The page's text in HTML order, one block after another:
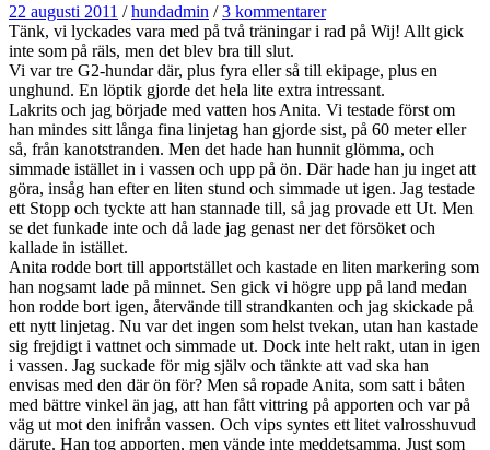
22 augusti 2011 /hundadmin /3 kommentarer
Tänk, vi lyckades vara med på två träningar i rad på Wij! Allt gick
inte som på räls, men det blev bra till slut.
Vi var tre G2-hundar där, plus fyra eller så till ekipage, plus en
unghund. En löptik gjorde det hela lite extra intressant.
Lakrits och jag började med vatten hos Anita. Vi testade först om
han mindes sitt långa fina linjetag han gjorde sist, på 60 meter eller
så, från kanotstranden. Men det hade han hunnit glömma, och
simmade istället in i vassen och upp på ön. Där hade han ju inget att
göra, insåg han efter en liten stund och simmade ut igen. Jag testade
ett Stopp och tyckte att han stannade till, så jag provade ett Ut. Men
se det funkade inte och då lade jag genast ner det försöket och
kallade in istället.
Anita rodde bort till apportstället och kastade en liten markering som
han nogsamt lade på minnet. Sen gick vi högre upp på land medan
hon rodde bort igen, återvände till strandkanten och jag skickade på
ett nytt linjetag. Nu var det ingen som helst tvekan, utan han kastade
sig frejdigt i vattnet och simmade ut. Dock inte helt rakt, utan in igen
i vassen. Jag suckade för mig själv och tänkte att vad ska han
envisas med den där ön för? Men så ropade Anita, som satt i båten
med bättre vinkel än jag, att han fått vittring på apporten och var på
väg ut mot den inifrån vassen. Och vips syntes ett litet valrosshuvud
därute. Han tog apporten, men vände inte meddetsamma. Just som